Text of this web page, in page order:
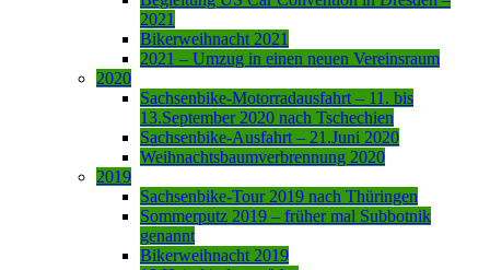
2021
Bikerweihnacht 2021
2021 – Umzug in einen neuen Vereinsraum
2020
Sachsenbike-Motorradausfahrt – 11. bis
13.September 2020 nach Tschechien
Sachsenbike-Ausfahrt – 21.Juni 2020
Weihnachtsbaumverbrennung 2020
2019
Sachsenbike-Tour 2019 nach Thüringen
Sommerputz 2019 – früher mal Subbotnik
genannt
Bikerweihnacht 2019